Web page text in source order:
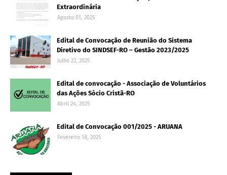
Extraordinária
Agosto 01, 2025
Edital de Convocação de Reunião do Sistema
Diretivo do SINDSEF-RO – Gestão 2023/2025
Julho 22, 2025
Edital de convocação - Associação de Voluntários
das Ações Sócio Cristã-RO
Abril 24, 2025
Edital de Convocação 001/2025 - ARUANA
Fevereiro 18, 2025